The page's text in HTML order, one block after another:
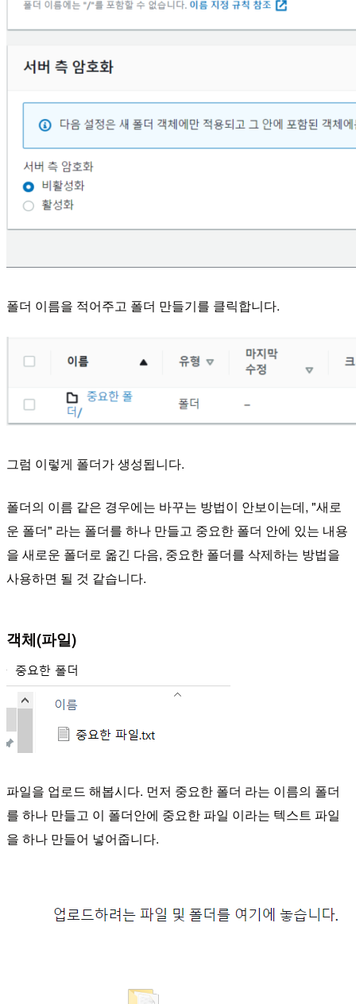
폴더 이름을 적어주고 폴더 만들기를 클릭합니다.
그럼 이렇게 폴더가 생성됩니다.
폴더의 이름 같은 경우에는 바꾸는 방법이 안보이는데, "새로
운 폴더" 라는 폴더를 하나 만들고 중요한 폴더 안에 있는 내용
을 새로운 폴더로 옮긴 다음, 중요한 폴더를 삭제하는 방법을
사용하면 될 것 같습니다.
객체(파일)
파일을 업로드 해봅시다. 먼저 중요한 폴더 라는 이름의 폴더
를 하나 만들고 이 폴더안에 중요한 파일 이라는 텍스트 파일
을 하나 만들어 넣어줍니다.